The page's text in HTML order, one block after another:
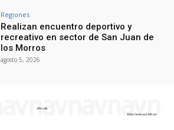
Regiones
Realizan encuentro deportivo y
recreativo en sector de San Juan de
los Morros
agosto 5, 2026